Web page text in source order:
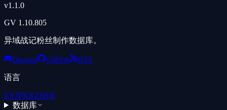
v1.1.0
GV 1.10.805
异域战记粉丝制作数据库。
Discord GitHub RSS
语言
ENJPKRZHFR
数据库